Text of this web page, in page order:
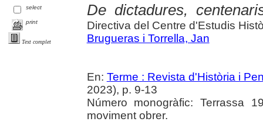
select
print
Text complet
De dictadures,
Directiva del Centre d'Estudis
Brugueras i Torrella, Jan
En: Terme : Revista d'Història i
2023), p. 9-13
Número monogràfic: Terrassa
moviment obrer.